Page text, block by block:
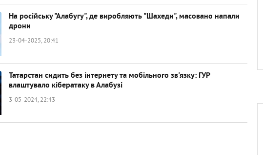
На російську "Алабугу", де виробляють "Шахеди", масовано напали
дрони
23-04-2025, 20:41
Татарстан сидить без інтернету та мобільного зв'язку: ГУР
влаштувало кібератаку в Алабузі
3-05-2024, 22:43